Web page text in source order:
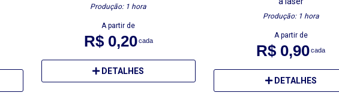
Produção: 1 hora
A partir de
R$ 0,20cada
DETALHES
Produção: 1 hora
A partir de
R$ 0,90cada
DETALHES